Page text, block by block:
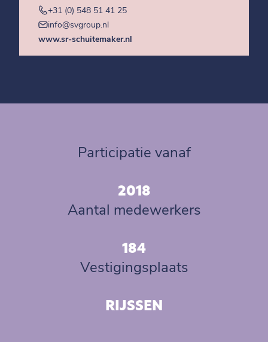
+31 (0) 548 51 41 25
info@svgroup.nl
www.sr-schuitemaker.nl
Participatie vanaf
2018
Aantal medewerkers
184
Vestigingsplaats
RIJSSEN